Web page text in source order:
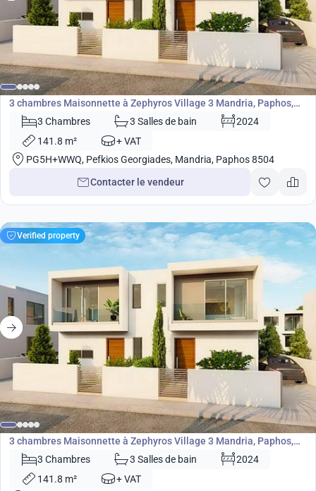
€315 000
Maisonnette
3 chambres Maisonnette à Zephyros Village 3 Mandria, Paphos,
Chypre No. 9093
3 Chambres 3 Salles de bain
2024
141.8 m²
+ VAT
PG5H+WWQ, Pefkios Georgiades, Mandria, Paphos 8504
Contacter le vendeur
Verified property
€315 000
Maisonnette
3 chambres Maisonnette à Zephyros Village 3 Mandria, Paphos,
Chypre No. 9097
3 Chambres 3 Salles de bain
2024
141.8 m²
+ VAT